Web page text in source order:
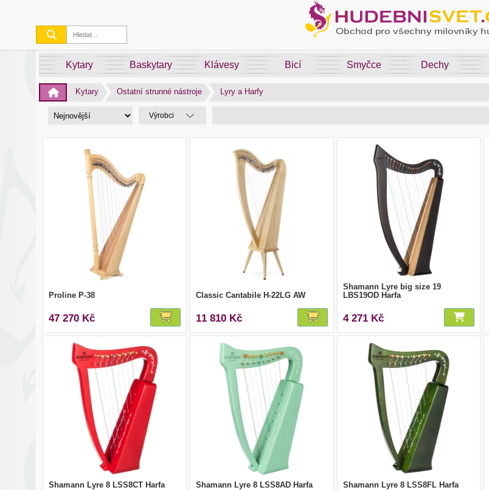
Kytary Baskytary Klávesy Bicí Smyčce Dechy
Kytary Ostatní strunné nástroje Lyry a Harfy
Výrobci
Proline P-38
47 270 Kč
Classic Cantabile H-22LG AW
11 810 Kč
Shamann Lyre big size 19
LBS19OD Harfa
4 271 Kč
Shamann Lyre 8 LSS8CT Harfa Shamann Lyre 8 LSS8AD Harfa Shamann Lyre 8 LSS8FL Harfa